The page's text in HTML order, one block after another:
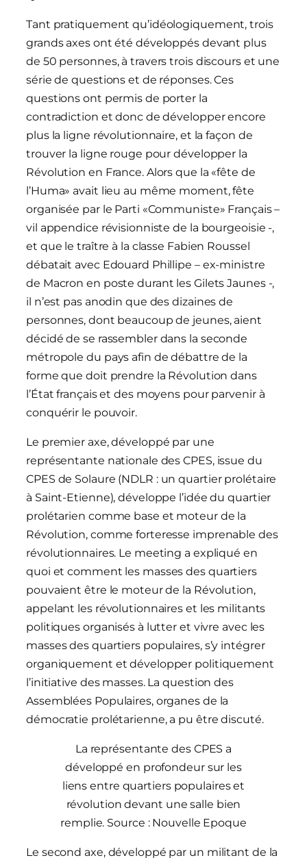
Tant pratiquement qu’idéologiquement, trois
grands axes ont été développés devant plus
de 50 personnes, à travers trois discours et une
série de questions et de réponses. Ces
questions ont permis de porter la
contradiction et donc de développer encore
plus la ligne révolutionnaire, et la façon de
trouver la ligne rouge pour développer la
Révolution en France. Alors que la «fête de
l’Huma» avait lieu au même moment, fête
organisée par le Parti «Communiste» Français –
vil appendice révisionniste de la bourgeoisie -,
et que le traître à la classe Fabien Roussel
débatait avec Edouard Phillipe – ex-ministre
de Macron en poste durant les Gilets Jaunes -,
il n’est pas anodin que des dizaines de
personnes, dont beaucoup de jeunes, aient
décidé de se rassembler dans la seconde
métropole du pays afin de débattre de la
forme que doit prendre la Révolution dans
l’État français et des moyens pour parvenir à
conquérir le pouvoir.
Le premier axe, développé par une
représentante nationale des CPES, issue du
CPES de Solaure (NDLR : un quartier prolétaire
à Saint-Etienne), développe l’idée du quartier
prolétarien comme base et moteur de la
Révolution, comme forteresse imprenable des
révolutionnaires. Le meeting a expliqué en
quoi et comment les masses des quartiers
pouvaient être le moteur de la Révolution,
appelant les révolutionnaires et les militants
politiques organisés à lutter et vivre avec les
masses des quartiers populaires, s’y intégrer
organiquement et développer politiquement
l’initiative des masses. La question des
Assemblées Populaires, organes de la
démocratie prolétarienne, a pu être discuté.
La représentante des CPES a
développé en profondeur sur les
liens entre quartiers populaires et
révolution devant une salle bien
remplie. Source : Nouvelle Epoque
Le second axe, développé par un militant de la